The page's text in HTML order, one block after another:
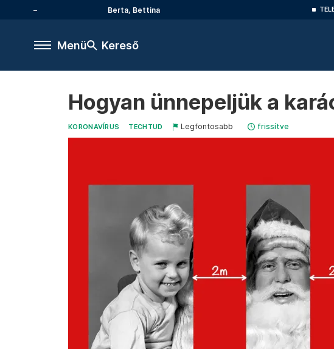
Berta, Bettina
Menü Kereső
Hogyan ünnepeljük a
KORONAVÍRUS TECHTUD Legfontosabb frissítve